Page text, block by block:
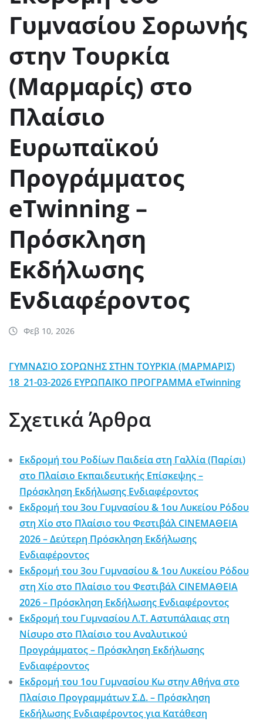
Γυμνασίου Σορωνής
στην Τουρκία
(Μαρμαρίς) στο
Πλαίσιο
Ευρωπαϊκού
Προγράμματος
eTwinning –
Πρόσκληση
Εκδήλωσης
Ενδιαφέροντος
Φεβ 10, 2026
ΓΥΜΝΑΣΙΟ ΣΟΡΩΝΗΣ ΣΤΗΝ ΤΟΥΡΚΙΑ (ΜΑΡΜΑΡΙΣ)
18_21-03-2026 ΕΥΡΩΠΑΪΚΟ ΠΡΟΓΡΑΜΜΑ eTwinning
Σχετικά Άρθρα
Εκδρομή του Ροδίων Παιδεία στη Γαλλία (Παρίσι)
στο Πλαίσιο Εκπαιδευτικής Επίσκεψης –
Πρόσκληση Εκδήλωσης Ενδιαφέροντος
Εκδρομή του 3ου Γυμνασίου & 1ου Λυκείου Ρόδου
στη Χίο στο Πλαίσιο του Φεστιβάλ CINEΜΑΘΕΙΑ
2026 – Δεύτερη Πρόσκληση Εκδήλωσης
Ενδιαφέροντος
Εκδρομή του 3ου Γυμνασίου & 1ου Λυκείου Ρόδου
στη Χίο στο Πλαίσιο του Φεστιβάλ CINEΜΑΘΕΙΑ
2026 – Πρόσκληση Εκδήλωσης Ενδιαφέροντος
Εκδρομή του Γυμνασίου Λ.Τ. Αστυπάλαιας στη
Νίσυρο στο Πλαίσιο του Αναλυτικού
Προγράμματος – Πρόσκληση Εκδήλωσης
Ενδιαφέροντος
Εκδρομή του 1ου Γυμνασίου Κω στην Αθήνα στο
Πλαίσιο Προγραμμάτων Σ.Δ. – Πρόσκληση
Εκδήλωσης Ενδιαφέροντος για Κατάθεση